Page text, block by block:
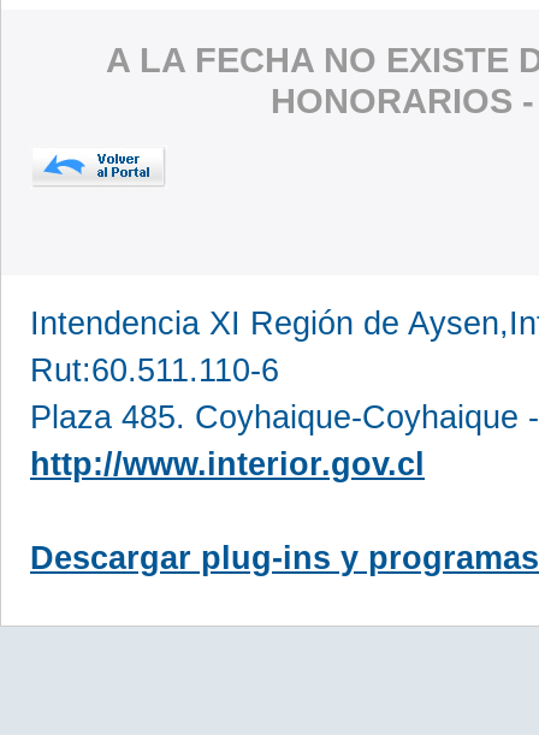
A LA FECHA NO EXISTE
HONORARIOS
Intendencia XI Región de
Rut:60.511.110-6
Plaza 485. Coyhaique-Coyhaique
http://www.interior.gov.cl
Descargar plug-ins y